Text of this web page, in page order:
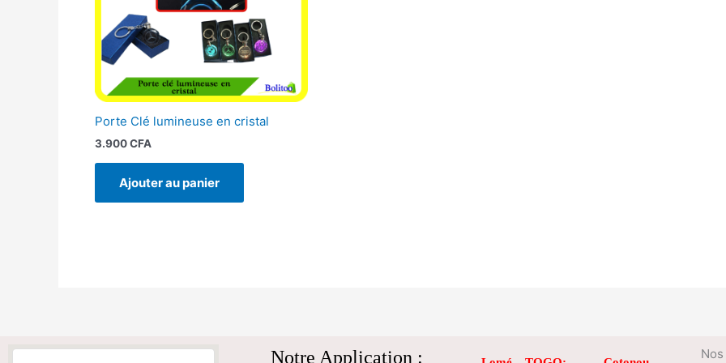
Porte Clé lumineuse en cristal
3.900CFA
Ajouter au panier
Notre Application :